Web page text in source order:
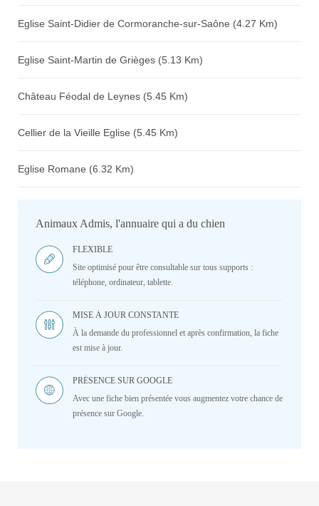
Eglise Saint-Didier de Cormoranche-sur-Saône (4.27 Km)
Eglise Saint-Martin de Grièges (5.13 Km)
Château Féodal de Leynes (5.45 Km)
Cellier de la Vieille Eglise (5.45 Km)
Eglise Romane (6.32 Km)
Animaux Admis, l'annuaire qui a du chien
FLEXIBLE
Site optimisé pour être consultable sur tous supports :
téléphone, ordinateur, tablette.
MISE À JOUR CONSTANTE
À la demande du professionnel et après confirmation, la fiche
est mise à jour.
PRÉSENCE SUR GOOGLE
Avec une fiche bien présentée vous augmentez votre chance de
présence sur Google.